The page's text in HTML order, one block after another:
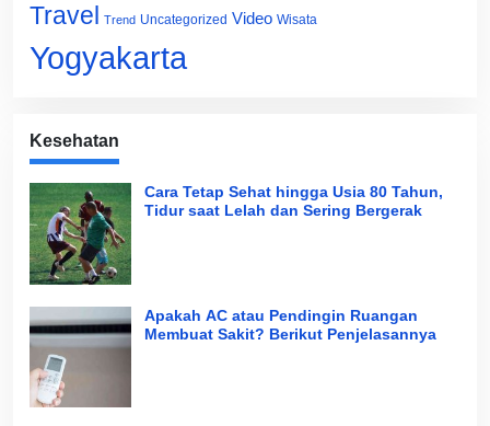
Travel Trend Uncategorized Video Wisata
Yogyakarta
Kesehatan
Cara Tetap Sehat hingga Usia 80 Tahun,
Tidur saat Lelah dan Sering Bergerak
Apakah AC atau Pendingin Ruangan
Membuat Sakit? Berikut Penjelasannya